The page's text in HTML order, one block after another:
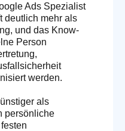
Ads Spezialist
deutlich mehr als
und das Know-
Person
werden.
als
persönliche